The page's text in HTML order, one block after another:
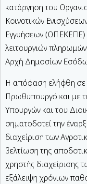
κατάργηση του
Κοινοτικών
Εγγυήσεων (ΟΠΕΚΕΠΕ)
λειτουργιών
Αρχή Δημοσίων
Η απόφαση ελήφθη σε
Πρωθυπουργό και με
Υπουργών και του
σηματοδοτεί την
διαχείριση των
βελτίωση της
χρηστής διαχείρισης
εξάλειψη χρόνιων